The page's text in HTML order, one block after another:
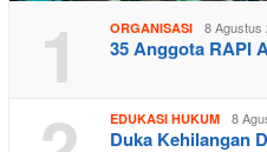
1 ORGANISASI 8 Agustus
35 Anggota RAPI
EDUKASI HUKUM 8
Duka Kehilangan